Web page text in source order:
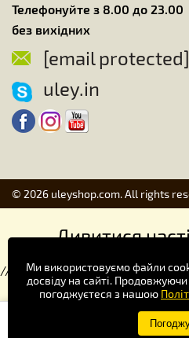
Телефонуйте з 8.00 до 23.00
без вихідних
[email protected]
uley.in
© 2026 uleyshop.com. All rights
Ми використовуємо файли
досвіду на сайті.
погоджуєтеся з нашою
Дивитися
//
Купуй зручніше в